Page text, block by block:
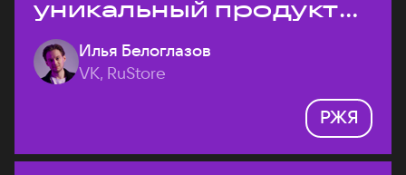
уникальный продукт
на рынке?
Илья Белоглазов
VK, RuStore
РЖЯ